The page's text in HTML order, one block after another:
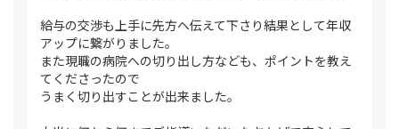
給与の交渉も上手に先方へ伝えて下さり結果として年収
アップに繋がりました。
また現職の病院への切り出し方なども、ポイントを教え
てくださったので
うまく切り出すことが出来ました。